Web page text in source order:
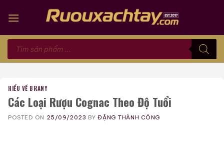
Tìm
kiếm
phẩm
HIỂU VỀ BRANY
Các Loại Rượu Cognac Theo Độ Tuổi
POSTED ON 25/09/2023 BYĐẶNG THÀNH CÔNG